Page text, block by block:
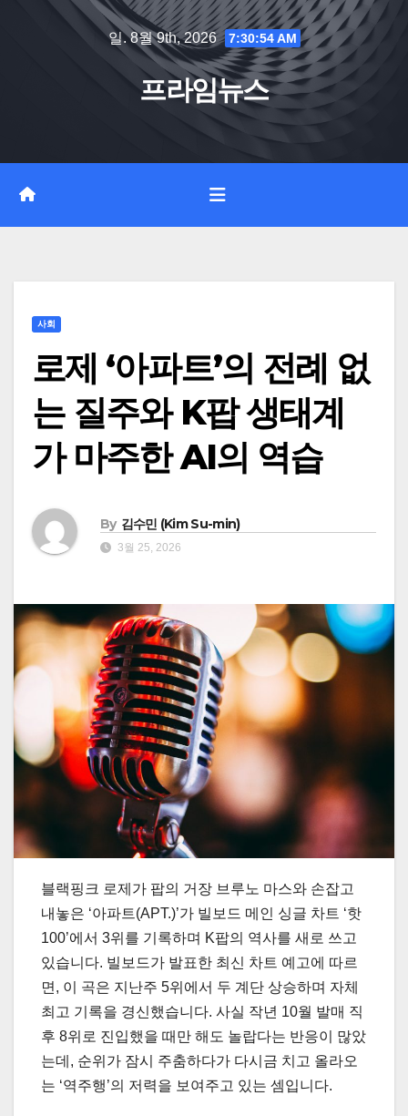
일. 8월 9th, 2026 7:30:55 AM
프라임뉴스
사회
로제 ‘아파트’의 전례 없
는 질주와 K팝 생태계
가 마주한 AI의 역습
By 김수민 (Kim Su-min)
3월 25, 2026
블랙핑크 로제가 팝의 거장 브루노 마스와 손잡고
내놓은 ‘아파트(APT.)’가 빌보드 메인 싱글 차트 ‘핫
100’에서 3위를 기록하며 K팝의 역사를 새로 쓰고
있습니다. 빌보드가 발표한 최신 차트 예고에 따르
면, 이 곡은 지난주 5위에서 두 계단 상승하며 자체
최고 기록을 경신했습니다. 사실 작년 10월 발매 직
후 8위로 진입했을 때만 해도 놀랍다는 반응이 많았
는데, 순위가 잠시 주춤하다가 다시금 치고 올라오
는 ‘역주행’의 저력을 보여주고 있는 셈입니다.